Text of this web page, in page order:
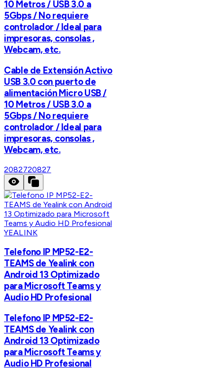
10 Metros / USB 3.0 a
5Gbps / No requiere
controlador / Ideal para
impresoras, consolas ,
Webcam, etc.
Cable de Extensión Activo
USB 3.0 con puerto de
alimentación Micro USB /
10 Metros / USB 3.0 a
5Gbps / No requiere
controlador / Ideal para
impresoras, consolas ,
Webcam, etc.
2082720827
YEALINK
Telefono IP MP52-E2-
TEAMS de Yealink con
Android 13 Optimizado
para Microsoft Teams y
Audio HD Profesional
Telefono IP MP52-E2-
TEAMS de Yealink con
Android 13 Optimizado
para Microsoft Teams y
Audio HD Profesional